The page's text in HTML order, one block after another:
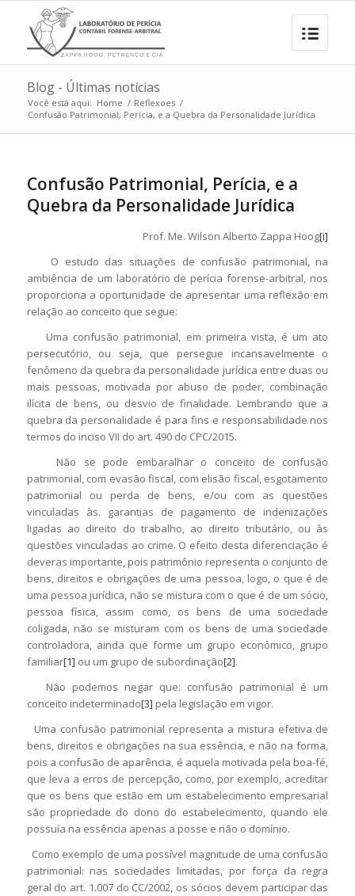
Blog - Últimas notícias
Você está aqui: Home / Reflexoes /
Confusão Patrimonial, Perícia, e a Quebra da Personalidade Jurídica
Confusão Patrimonial, Perícia, e a
Quebra da Personalidade Jurídica
Prof. Me. Wilson Alberto Zappa Hoog[i]
O estudo das situações de confusão patrimonial, na
ambiência de um laboratório de perícia forense-arbitral, nos
proporciona a oportunidade de apresentar uma reflexão em
relação ao conceito que segue:
Uma confusão patrimonial, em primeira vista, é um ato
persecutório, ou seja, que persegue incansavelmente o
fenômeno da quebra da personalidade jurídica entre duas ou
mais pessoas, motivada por abuso de poder, combinação
ilícita de bens, ou desvio de finalidade. Lembrando que a
quebra da personalidade é para fins e responsabilidade nos
termos do inciso VII do art. 490 do CPC/2015.
Não se pode embaralhar o conceito de confusão
patrimonial, com evasão fiscal, com elisão fiscal, esgotamento
patrimonial ou perda de bens, e/ou com as questões
vinculadas às. garantias de pagamento de indenizações
ligadas ao direito do trabalho, ao direito tributário, ou às
questões vinculadas ao crime. O efeito desta diferenciação é
deveras importante, pois patrimônio representa o conjunto de
bens, direitos e obrigações de uma pessoa, logo, o que é de
uma pessoa jurídica, não se mistura com o que é de um sócio,
pessoa física, assim como, os bens de uma sociedade
coligada, não se misturam com os bens de uma sociedade
controladora, ainda que forme um grupo econômico, grupo
familiar[1] ou um grupo de subordinação[2].
Não podemos negar que: confusão patrimonial é um
conceito indeterminado[3] pela legislação em vigor.
Uma confusão patrimonial representa a mistura efetiva de
bens, direitos e obrigações na sua essência, e não na forma,
pois a confusão de aparência, é aquela motivada pela boa-fé,
que leva a erros de percepção, como, por exemplo, acreditar
que os bens que estão em um estabelecimento empresarial
são propriedade do dono do estabelecimento, quando ele
possuía na essência apenas a posse e não o domínio.
Como exemplo de uma possível magnitude de uma confusão
patrimonial: nas sociedades limitadas, por força da regra
geral do art. 1.007 do CC/2002, os sócios devem participar das